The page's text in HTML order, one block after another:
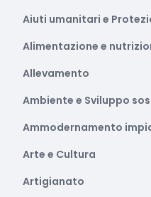
Aiuti umanitari e
Alimentazione e
Allevamento
Ambiente e Sviluppo
Ammodernamento
Arte e Cultura
Artigianato